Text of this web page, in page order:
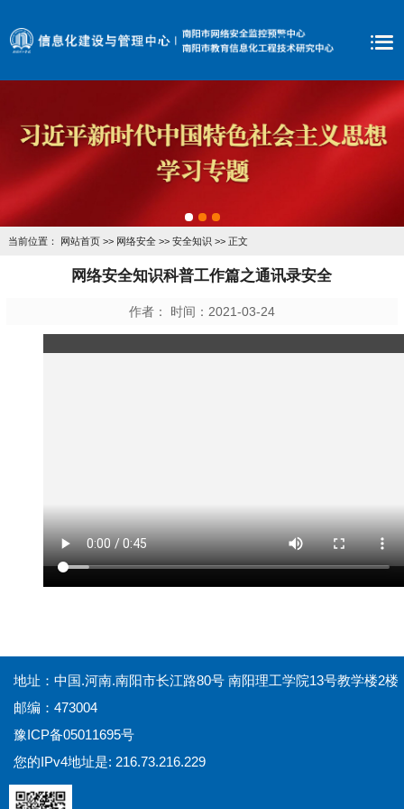
当前位置： 网站首页>> 网络安全>> 安全知识 >> 正文
网络安全知识科普工作篇之通讯录安全
作者： 时间：2021-03-24
地址：中国.河南.南阳市长江路80号 南阳理工学院13号教学楼2楼
邮编：473004
豫ICP备05011695号
您的IPv4地址是: 216.73.216.229